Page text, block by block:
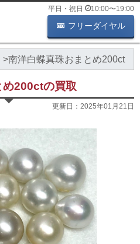
平日・祝日 10:00〜19:00
フリーダイヤル
南洋白蝶真珠おまとめ200ct
200ctの買取
更新日： 2025年01月21日